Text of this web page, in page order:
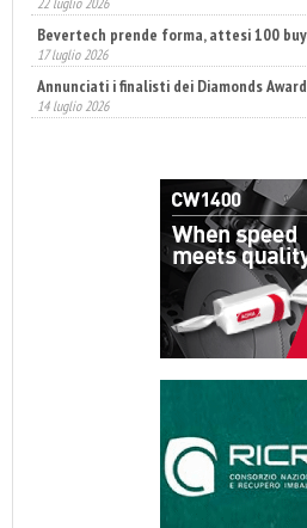
Bevertech prende forma, attesi 100
17 luglio 2026
Annunciati i finalisti dei Diamonds
14 luglio 2026